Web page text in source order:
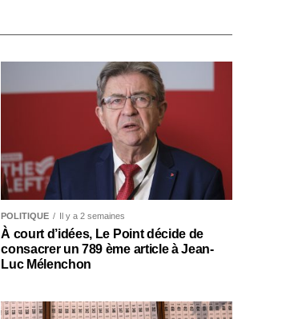
POLITIQUE Il y a 2 semaines
À court d’idées, Le Point décide de
consacrer un 789 ème article à Jean-
Luc Mélenchon